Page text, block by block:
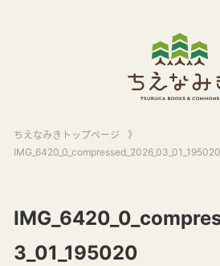
ちえなみきトップページ
》
IMG_6420_0_compressed_2026_03_01_195020
3_01_195020